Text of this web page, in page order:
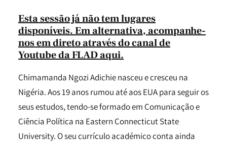
Esta sessão já não tem lugares
disponíveis. Em alternativa, acompanhe-
nos em direto através docanal de
Youtube da FLAD aqui.
Chimamanda Ngozi Adichie nasceu e cresceu na
Nigéria. Aos 19 anos rumou até aos EUA para seguir os
seus estudos, tendo-se formado em Comunicação e
Ciência Política na Eastern Connecticut State
University. O seu currículo académico conta ainda